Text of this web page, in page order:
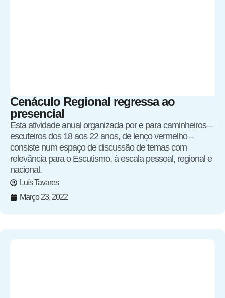
Cenáculo Regional regressa ao
presencial
Esta atividade anual organizada por e para caminheiros –
escuteiros dos 18 aos 22 anos, de lenço vermelho –
consiste num espaço de discussão de temas com
relevância para o Escutismo, à escala pessoal, regional e
nacional.
Luís Tavares
Março 23, 2022